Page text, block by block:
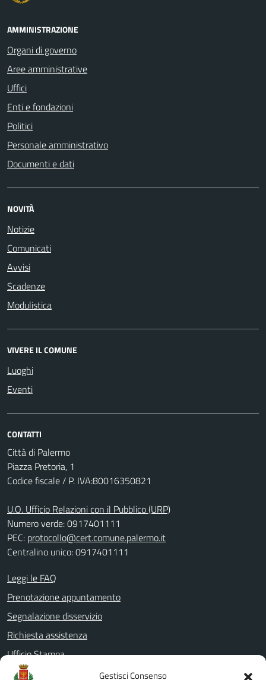
Gestisci Consenso
AMMINISTRAZIONE
Organi di governo
Aree amministrative
Uffici
Enti e fondazioni
Politici
Personale amministrativo
Documenti e dati
NOVITÀ
Notizie
Comunicati
Avvisi
Scadenze
Modulistica
VIVERE IL COMUNE
Luoghi
Eventi
CONTATTI
Città di Palermo
Piazza Pretoria, 1
Codice fiscale / P. IVA:80016350821
U.O. Ufficio Relazioni con il Pubblico (URP)
Numero verde: 0917401111
PEC: protocollo@cert.comune.palermo.it
Centralino unico: 0917401111
Leggi le FAQ
Prenotazione appuntamento
Segnalazione disservizio
Richiesta assistenza
Ufficio Stampa
Amministrazione Trasparente